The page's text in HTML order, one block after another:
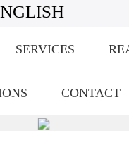
SERVICES
CONTACT